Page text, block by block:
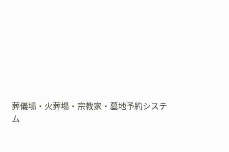
葬儀場・火葬場・宗教家・墓地予約システ
ム